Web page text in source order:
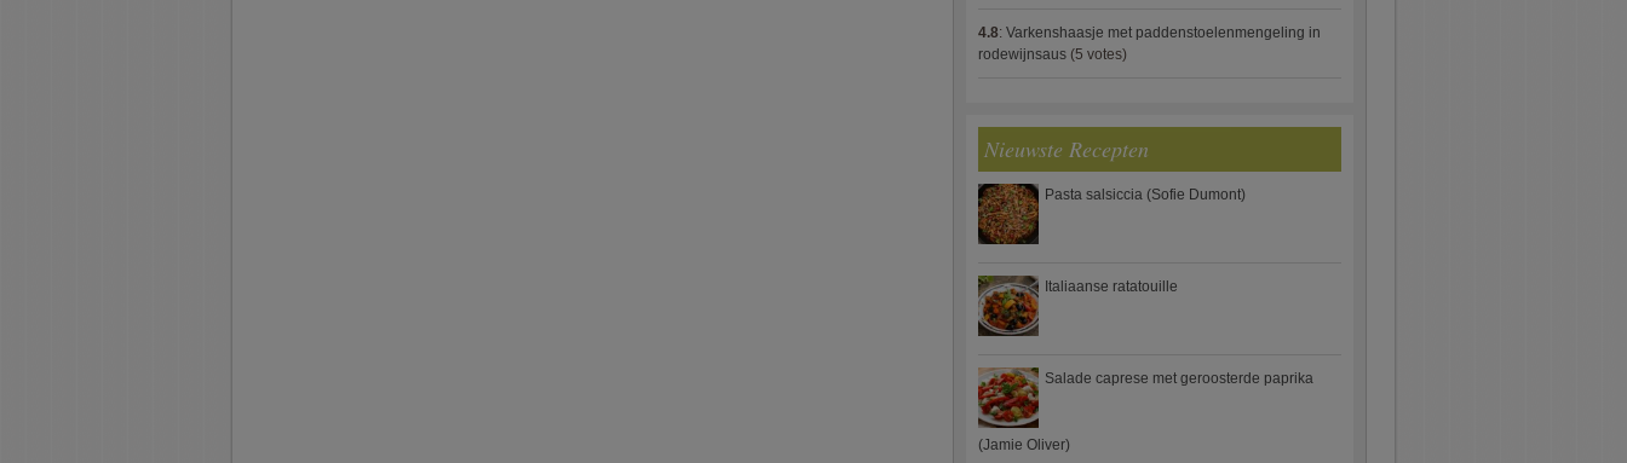
4.8: Varkenshaasje met paddenstoelenmengeling in
rodewijnsaus (5 votes)
Nieuwste Recepten
Pasta salsiccia (Sofie Dumont)
Italiaanse ratatouille
Salade caprese met geroosterde paprika
(Jamie Oliver)